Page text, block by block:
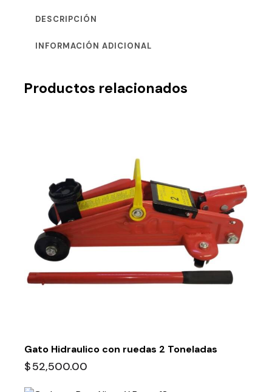
DESCRIPCIÓN
INFORMACIÓN ADICIONAL
Productos relacionados
Gato Hidraulico con ruedas 2 Toneladas
$52,500.00